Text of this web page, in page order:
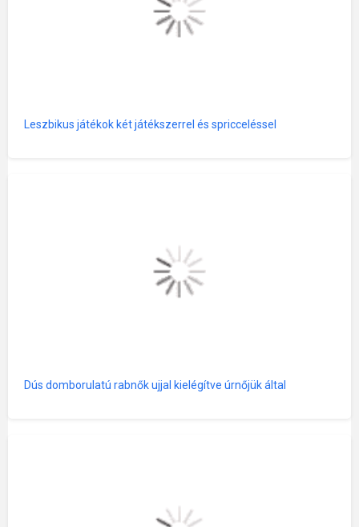
Leszbikus játékok két játékszerrel és spricceléssel
Dús domborulatú rabnők ujjal kielégítve úrnőjük által